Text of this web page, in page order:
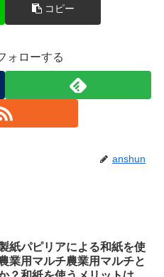
コピー
ォローする
anshun
紙パピリアによる和紙を使
業用マルチ農業用マルチと